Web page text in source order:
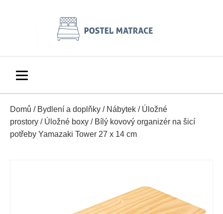
Domů / Bydlení a doplňky / Nábytek / Úložné
prostory / Úložné boxy / Bílý kovový organizér na šicí
potřeby Yamazaki Tower 27 x 14 cm